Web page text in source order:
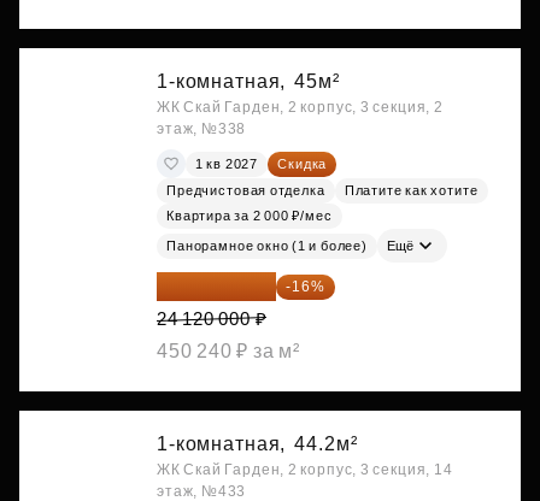
1-комнатная, 45м²
ЖК Скай Гарден, 2 корпус, 3 секция, 2
этаж, №338
1 кв 2027
Скидка
Предчистовая отделка
Платите как хотите
Квартира за 2 000 ₽/мес
Панорамное окно (1 и более) Ещё
20 260 800 ₽ -16%
24 120 000 ₽
450 240 ₽ за м²
1-комнатная, 44.2м²
ЖК Скай Гарден, 2 корпус, 3 секция, 14
этаж, №433